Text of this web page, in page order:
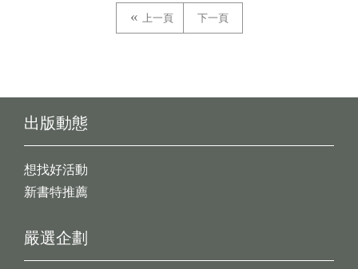
上一頁 下一頁
出版動態
想找好活動
新書特推薦
嚴選企劃